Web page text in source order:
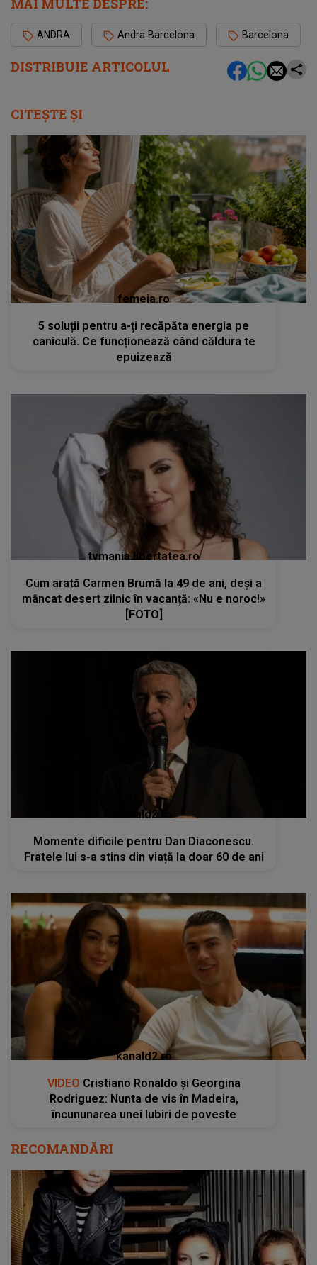
DISTRIBUIE ARTICOLUL
MAI MULTE DESPRE:
ANDRA Andra Barcelona Barcelona
CITEȘTE ȘI
femeia.ro
5 soluții pentru a-ți recăpăta energia pe
caniculă. Ce funcționează când căldura te
epuizează
tvmania.libertatea.ro
Cum arată Carmen Brumă la 49 de ani, deși a
mâncat desert zilnic în vacanță: «Nu e noroc!»
[FOTO]
kanald2.ro
Momente dificile pentru Dan Diaconescu.
Fratele lui s-a stins din viață la doar 60 de ani
kanald2.ro
VIDEO Cristiano Ronaldo și Georgina
Rodriguez: Nunta de vis în Madeira,
încununarea unei Iubiri de poveste
RECOMANDĂRI